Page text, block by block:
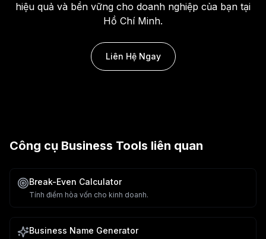
hiệu quả và bền vững cho doanh nghiệp của bạn tại
Hồ Chí Minh.
Liên Hệ Ngay
Công cụ Business Tools liên quan
Break-Even Calculator
Tính điểm hòa vốn cho kinh doanh.
Business Name Generator